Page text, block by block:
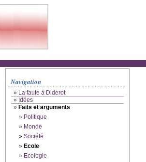
Navigation
» La faute à Diderot
» Idées
» Faits et arguments
» Politique
» Monde
» Société
» Ecole
» Ecologie